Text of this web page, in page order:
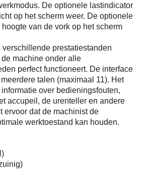
De optionele lastindicator
op het scherm weer. De optionele
van de vork op het scherm
verschillende prestatiestanden
machine onder alle
perfect functioneert. De interface
talen (maximaal 11). Het
over bedieningsfouten,
accupeil, de urenteller en andere
ervoor dat de machinist de
werktoestand kan houden.